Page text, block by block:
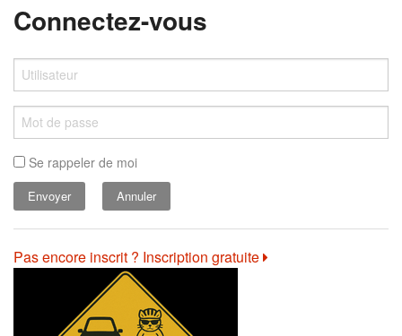
Connectez-vous
Se rappeler de moi
Annuler
Pas encore inscrit ? Inscription gratuite